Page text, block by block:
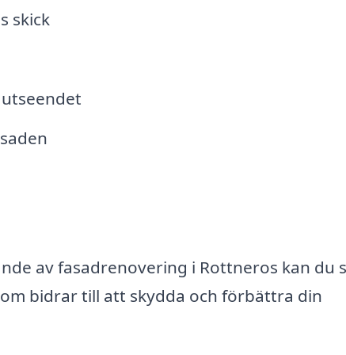
skick
av fasadrenovering i Rottneros kan du
bidrar till att skydda och förbättra din